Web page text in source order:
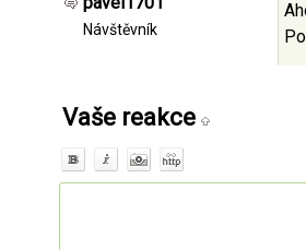
Návštěvník
Vaše reakce